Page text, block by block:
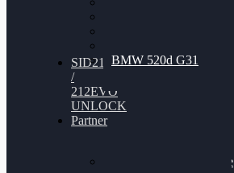
BMW 520d G31
SID212
/
212EVO
UNLOCK
Partner
Bilgenroth Performance